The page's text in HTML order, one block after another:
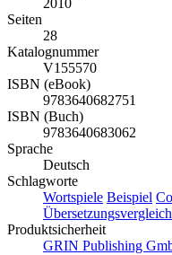
2010
Seiten
28
Katalognummer
V155570
ISBN (eBook)
9783640682751
ISBN (Buch)
9783640683062
Sprache
Deutsch
Schlagworte
Wortspiele Beispiel
Übersetzungsvergleich
Produktsicherheit
GRIN Publishing